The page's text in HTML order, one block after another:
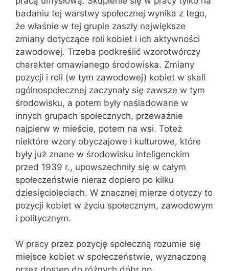
badaniu tej warstwy społecznej wynika z tego,
że właśnie w tej grupie zaszły największe
zmiany dotyczące roli kobiet i ich aktywności
zawodowej. Trzeba podkreślić wzorotwórczy
charakter omawianego środowiska. Zmiany
pozycji i roli (w tym zawodowej) kobiet w skali
ogólnospołecznej zaczynały się zawsze w tym
środowisku, a potem były naśladowane w
innych grupach społecznych, przeważnie
najpierw w mieście, potem na wsi. Toteż
niektóre wzory obyczajowe i kulturowe, które
były już znane w środowisku inteligenckim
przed 1939 r., upowszechniły się w całym
społeczeństwie nieraz dopiero po kilku
dziesięcioleciach. W znacznej mierze dotyczy to
pozycji kobiet w życiu społecznym, zawodowym
i politycznym.
W pracy przez pozycję społeczną rozumie się
miejsce kobiet w społeczeństwie, wyznaczoną